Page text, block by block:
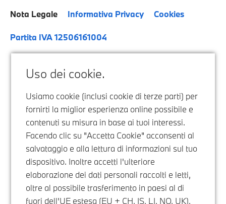
Uso dei cookie.
Usiamo cookie (inclusi cookie di terze parti) per
fornirti la miglior esperienza online possibile e
contenuti su misura in base ai tuoi interessi.
Facendo clic su "Accetta Cookie" acconsenti al
salvataggio e alla lettura di informazioni sul tuo
dispositivo. Inoltre accetti l'ulteriore
elaborazione dei dati personali raccolti e letti,
oltre al possibile trasferimento in paesi al di
fuori dell'UE estesa (EU + CH, IS, LI, NO, UK),
Nota Legale Informativa Privacy Cookies
Partita IVA 12506161004